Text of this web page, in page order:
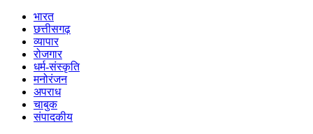
भारत
छत्तीसगढ़
व्यापार
रोजगार
धर्म-संस्कृति
मनोरंजन
अपराध
चाबुक
संपादकीय